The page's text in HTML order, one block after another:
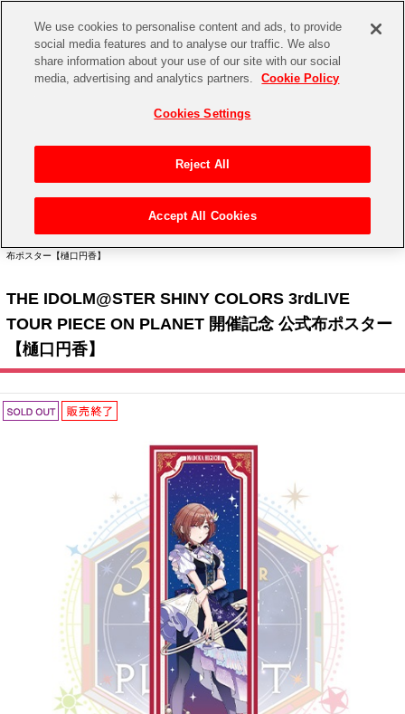
CHANNEL STORE EVENT
ASOBI STORE TOP
ゲーム 電子書籍
CD / Blu-ray
EVENT
プレミアム会員とは
アイドルマスターシリーズ
アイドルマスター
アイドルマスター シャイニーカラーズ
太鼓の達人
ACE COMBAT
パックマン
イベントグッズ
トイ・ホビー
アイドルマスター シリーズ>アイドルマスター シャイニーカラー
布ポスター【樋口円香】
THE IDOLM@STER SHINY COLORS 3rdLIVE
TOUR PIECE ON PLANET 開催記念 公式布ポスター
【樋口円香】
We use cookies to personalise content and ads, to provide
social media features and to analyse our traffic. We also
share information about your use of our site with our social
media, advertising and analytics partners.
Cookie Policy
Cookies Settings
Reject All
Accept All Cookies